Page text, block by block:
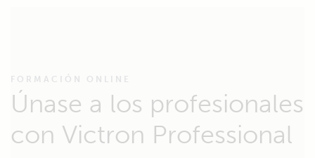
FORMACIÓN ONLINE
Únase a los profesionales
con Victron Professional